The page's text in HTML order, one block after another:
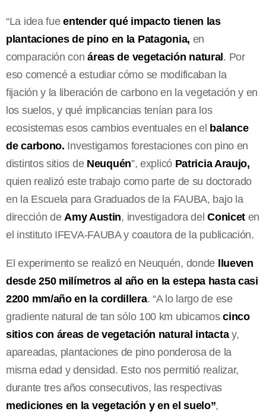
“La idea fueentender qué impacto tienen las
plantaciones de pino en la Patagonia, en
comparación conáreas de vegetación natural. Por
eso comencé a estudiar cómo se modificaban la
fijación y la liberación de carbono en la vegetación y en
los suelos, y qué implicancias tenían para los
ecosistemas esos cambios eventuales en el balance
de carbono. Investigamos forestaciones con pino en
distintos sitios de Neuquén”, explicó Patricia Araujo,
quien realizó este trabajo como parte de su doctorado
en la Escuela para Graduados de la FAUBA, bajo la
dirección de Amy Austin, investigadora del Conicet en
el instituto IFEVA-FAUBA y coautora de la publicación.
El experimento se realizó en Neuquén, donde llueven
desde 250 milímetros al año en la estepa hasta casi
2200 mm/año en la cordillera. “A lo largo de ese
gradiente natural de tan sólo 100 km ubicamoscinco
sitios con áreas de vegetación natural intactay,
apareadas, plantaciones de pino ponderosa de la
misma edad y densidad. Esto nos permitió realizar,
durante tres años consecutivos, las respectivas
mediciones en la vegetación y en el suelo”,